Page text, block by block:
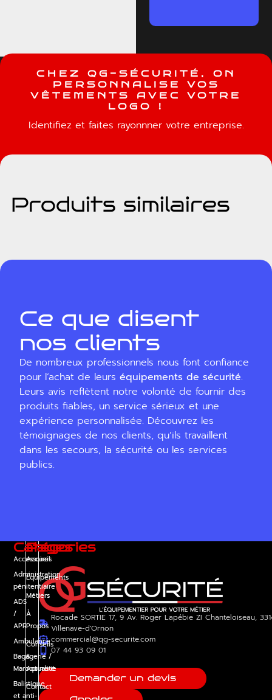
C H E Z Q G - S É C U R I T É , O N
P E R S O N N A L I S E VO S
V Ê T E M E N T S A V E C VO T R E
L O G O !
Identifiez et faites rayonnner votre entreprise.
Produits similaires
Ce que disent
nos clients
De nombreux professionnels nous font confiance
pour l’achat de leurséquipements de sécurité.
Leurs avis reflètent notre volonté de fournir des
produits fiables, un service sérieux et une
expérience personnalisée. Découvrez les
témoignages de nos clients, qu’ils travaillent
dans les secours, la sécurité ou les services
publics.
Pages
Accueil
Équipements
Métiers
À
Propos
Conseils
&
Actualité
Contact
Catégories
Accessoires
Administration
pénitentiaire
ADS
/
APR
Ambulance
Bagagerie /
Maroquinerie
Balistique
et anti-
Rocade SORTIE 17, 9 Av. Roger Lapébie ZI Chanteloiseau,
Villenave-d'Ornon
commercial@qg-securite.com
07 44 93 09 01
Demander un devis